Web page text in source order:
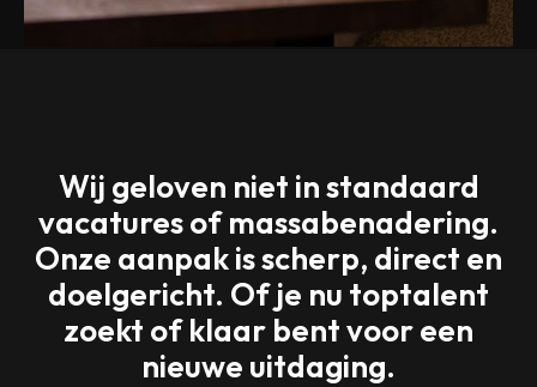
Wij geloven niet in standaard
vacatures of massabenadering.
Onze aanpak is scherp, direct en
doelgericht. Of je nu toptalent
zoekt of klaar bent voor een
nieuwe uitdaging.